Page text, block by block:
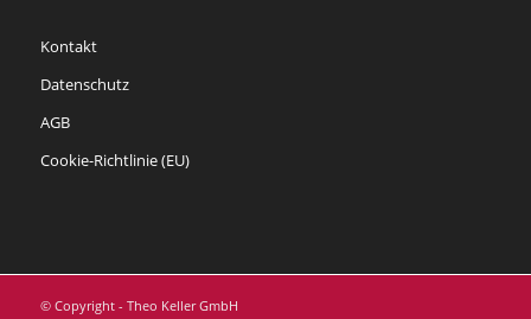
Kontakt
Datenschutz
AGB
Cookie-Richtlinie (EU)
© Copyright - Theo Keller GmbH